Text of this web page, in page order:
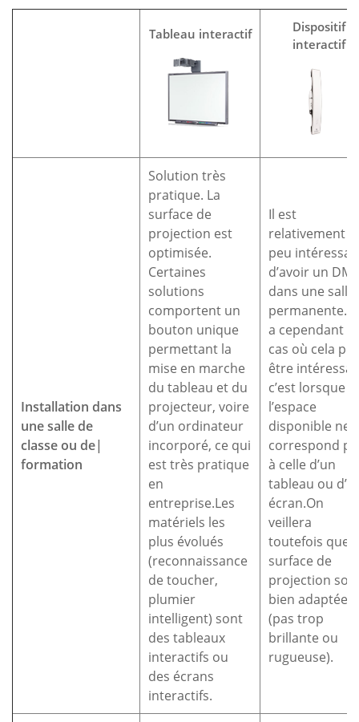
Tableau interactif
Dispositif
interactif
Installation dans
une salle de
classe ou de|
formation
Solution très
pratique. La
surface de
projection est
optimisée.
Certaines
solutions
comportent un
bouton unique
permettant la
mise en marche
du tableau et du
projecteur, voire
d’un ordinateur
incorporé, ce qui
est très pratique
en
entreprise.Les
matériels les
plus évolués
(reconnaissance
de toucher,
plumier
intelligent) sont
des tableaux
interactifs ou
des écrans
interactifs.
Il est
relativement
peu
d’avoir un DMI
dans une salle
permanente. Il
a cependant
cas où cela
être
c’est lorsque
l’espace
disponible ne
correspond
à celle d’un
tableau ou
écran.On
veillera
toutefois que
surface de
projection soit
bien adaptée
(pas trop
brillante ou
rugueuse).